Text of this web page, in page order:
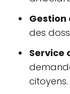
Gestion
des
Service
citoyens.